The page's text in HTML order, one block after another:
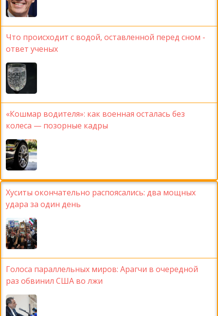
Что происходит с водой, оставленной перед сном -
ответ ученых
«Кошмар водителя»: как военная осталась без
колеса — позорные кадры
Хуситы окончательно распоясались: два мощных
удара за один день
Голоса параллельных миров: Арагчи в очередной
раз обвинил США во лжи